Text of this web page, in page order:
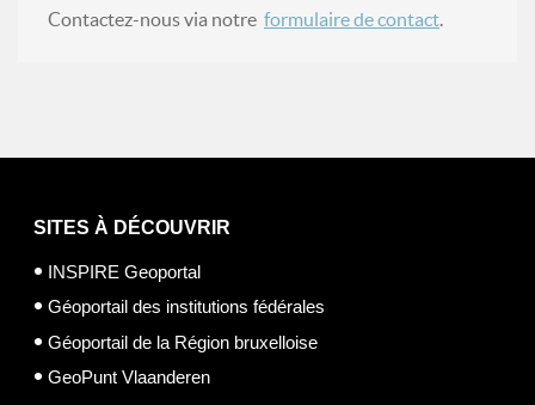
Contactez-nous via notre formulaire de contact.
SITES À DÉCOUVRIR
INSPIRE Geoportal
Géoportail des institutions fédérales
Géoportail de la Région bruxelloise
GeoPunt Vlaanderen